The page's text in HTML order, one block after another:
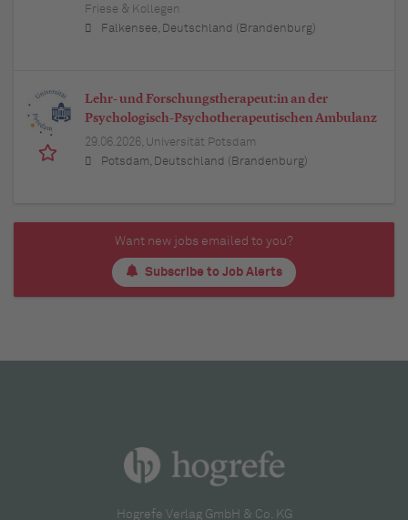
Friese & Kollegen
Falkensee, Deutschland (Brandenburg)
Lehr- und Forschungstherapeut:in an der
Psychologisch-Psychotherapeutischen Ambulanz
29.06.2026, Universität Potsdam
Potsdam, Deutschland (Brandenburg)
Want new jobs emailed to you?
Subscribe to Job Alerts
Hogrefe Verlag GmbH & Co. KG